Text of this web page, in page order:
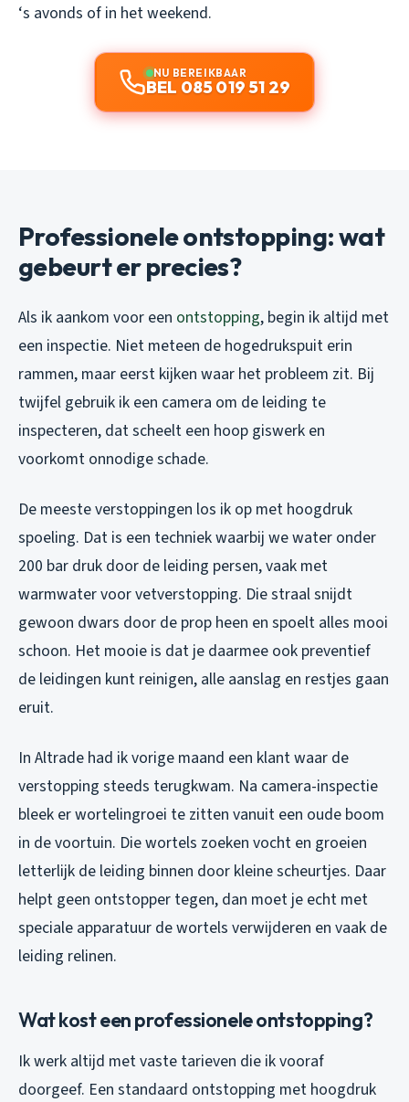
‘s avonds of in het weekend.
NU BEREIKBAAR
BEL 085 019 51 29
Professionele ontstopping: wat
gebeurt er precies?
Als ik aankom voor een ontstopping, begin ik altijd met
een inspectie. Niet meteen de hogedrukspuit erin
rammen, maar eerst kijken waar het probleem zit. Bij
twijfel gebruik ik een camera om de leiding te
inspecteren, dat scheelt een hoop giswerk en
voorkomt onnodige schade.
De meeste verstoppingen los ik op met hoogdruk
spoeling. Dat is een techniek waarbij we water onder
200 bar druk door de leiding persen, vaak met
warmwater voor vetverstopping. Die straal snijdt
gewoon dwars door de prop heen en spoelt alles mooi
schoon. Het mooie is dat je daarmee ook preventief
de leidingen kunt reinigen, alle aanslag en restjes gaan
eruit.
In Altrade had ik vorige maand een klant waar de
verstopping steeds terugkwam. Na camera-inspectie
bleek er wortelingroei te zitten vanuit een oude boom
in de voortuin. Die wortels zoeken vocht en groeien
letterlijk de leiding binnen door kleine scheurtjes. Daar
helpt geen ontstopper tegen, dan moet je echt met
speciale apparatuur de wortels verwijderen en vaak de
leiding relinen.
Wat kost een professionele ontstopping?
Ik werk altijd met vaste tarieven die ik vooraf
doorgeef. Een standaard ontstopping met hoogdruk